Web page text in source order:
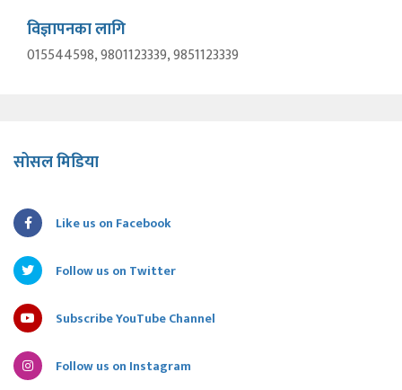
विज्ञापनका लागि
015544598, 9801123339, 9851123339
सोसल मिडिया
Like us on Facebook
Follow us on Twitter
Subscribe YouTube Channel
Follow us on Instagram